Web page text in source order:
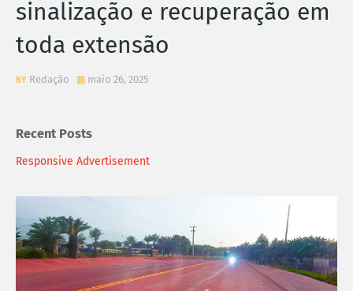
sinalização e recuperação em
toda extensão
Redação maio 26, 2025
Recent Posts
Responsive Advertisement